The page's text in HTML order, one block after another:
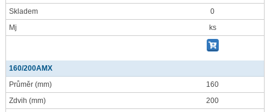
Skladem
0
Mj
ks
160/200AMX
Průměr (mm)
160
Zdvih (mm)
200